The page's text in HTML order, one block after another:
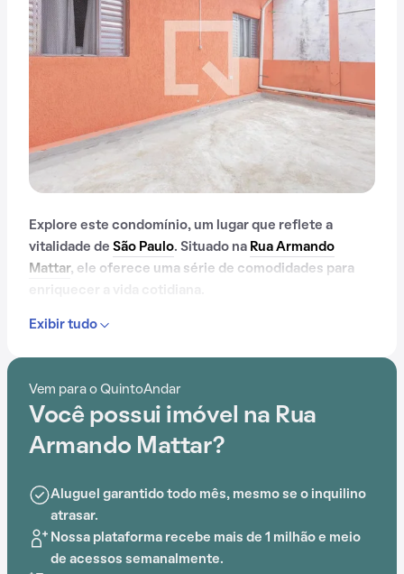
Explore este condomínio, um lugar que reflete a
vitalidade de São Paulo. Situado na Rua Armando
Mattar, ele oferece uma série de comodidades para
passando por espaço gourmet na área comum, este
segurança.
A conveniência é acentuada pela sua localização
Ideal SP.
Exibir tudo
Vem para o QuintoAndar
Você possui imóvel na Rua
Armando Mattar?
Aluguel garantido todo mês, mesmo se o inquilino
atrasar.
Nossa plataforma recebe mais de 1 milhão e meio
de acessos semanalmente.